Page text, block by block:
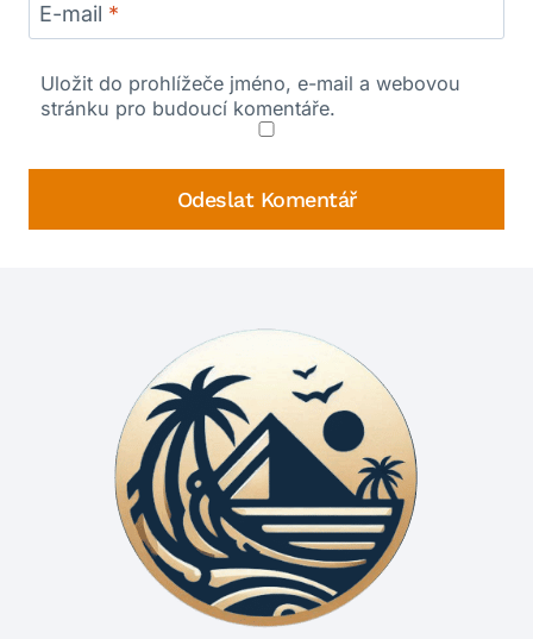
E-mail *
Uložit do prohlížeče jméno, e-mail a webovou
stránku pro budoucí komentáře.